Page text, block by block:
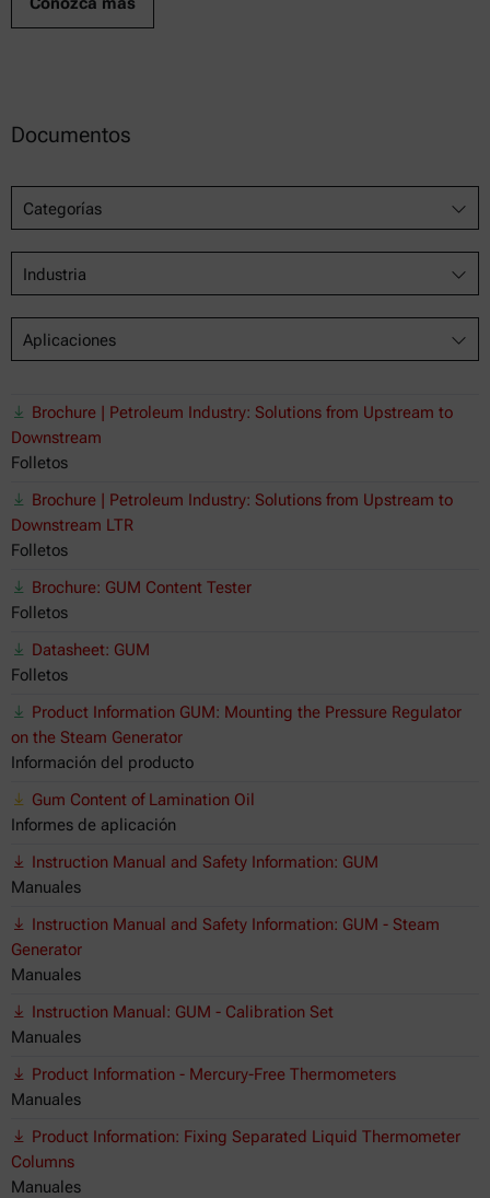
Documentos
Categorías
Industria
Aplicaciones
Brochure | Petroleum Industry: Solutions from Upstream to
Downstream
Folletos
Brochure | Petroleum Industry: Solutions from Upstream to
Downstream LTR
Folletos
Brochure: GUM Content Tester
Folletos
Datasheet: GUM
Folletos
Product Information GUM: Mounting the Pressure Regulator
on the Steam Generator
Información del producto
Gum Content of Lamination Oil
Informes de aplicación
Instruction Manual and Safety Information: GUM
Manuales
Instruction Manual and Safety Information: GUM - Steam
Generator
Manuales
Instruction Manual: GUM - Calibration Set
Manuales
Product Information - Mercury-Free Thermometers
Manuales
Product Information: Fixing Separated Liquid Thermometer
Columns
Manuales